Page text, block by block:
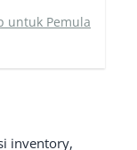
untuk Pemula
inventory,